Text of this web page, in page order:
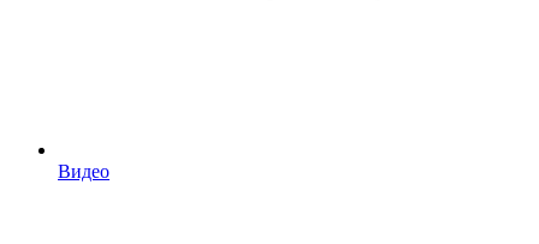
Видео